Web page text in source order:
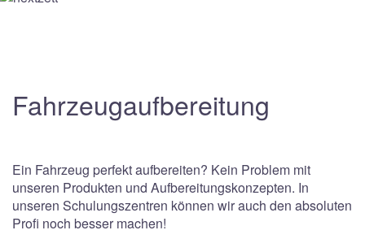
Fahrzeugaufbereitung
Ein Fahrzeug perfekt aufbereiten? Kein Problem mit
unseren Produkten und Aufbereitungskonzepten. In
unseren Schulungszentren können wir auch den absoluten
Profi noch besser machen!